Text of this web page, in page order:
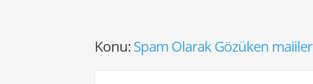
Konu:Spam Olarak Gözüken maiiler